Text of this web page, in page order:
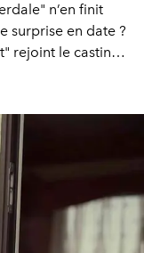
n’en finit
surprise en date ?
rejoint le casting
diffusion sur la